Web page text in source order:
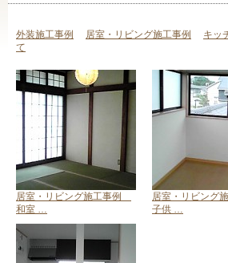
外装施工事例 居室・リビング施工事例 キッ
て
居室・リビング施工事例
和室 …
居室・リビング
子供 …